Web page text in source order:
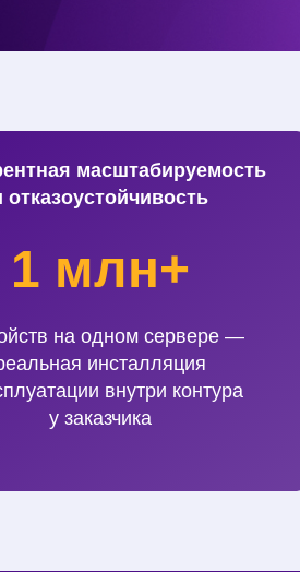
1 млн+
на одном сервере —
инсталляция
внутри контура
у заказчика
масштабируемость
отказоустойчивость